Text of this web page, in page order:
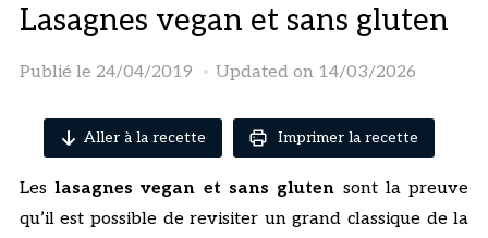
Lasagnes vegan et sans gluten
Publié le 24/04/2019 Updated on 14/03/2026
Aller à la recette Imprimer la recette
Leslasagnes vegan et sans gluten sont la preuve
qu’il est possible de revisiter un grand classique de la